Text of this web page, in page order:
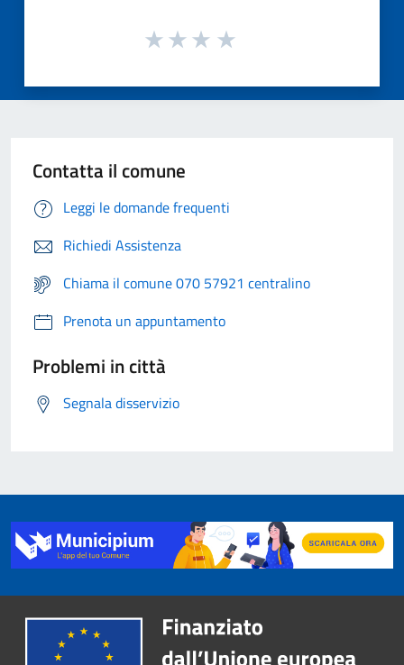
Contatta il comune
Leggi le domande frequenti
Richiedi Assistenza
Chiama il comune 070 57921 centralino
Prenota un appuntamento
Problemi in città
Segnala disservizio